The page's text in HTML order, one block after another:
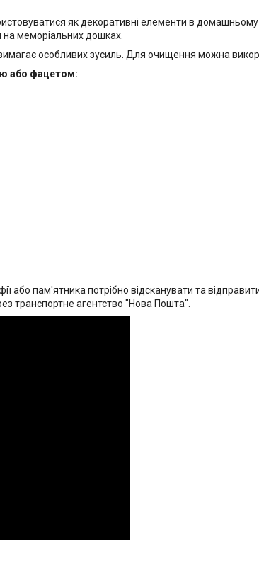
як декоративні елементи в домашньому
меморіальних дошках.
особливих зусиль. Для очищення можна
або фацетом:
або пам'ятника потрібно відсканувати та
транспортне агентство "Нова Пошта".